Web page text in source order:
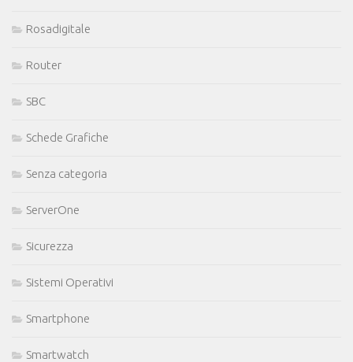
Rosadigitale
Router
SBC
Schede Grafiche
Senza categoria
ServerOne
Sicurezza
Sistemi Operativi
Smartphone
Smartwatch